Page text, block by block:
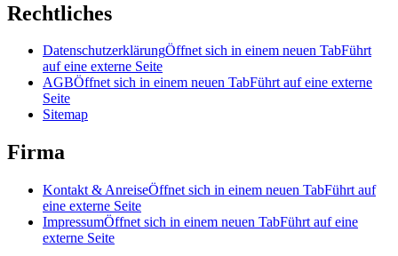
Rechtliches
DatenschutzerklärungÖffnet sich in einem neuen TabFührt
auf eine externe Seite
AGBÖffnet sich in einem neuen TabFührt auf eine externe
Seite
Sitemap
Firma
Kontakt & AnreiseÖffnet sich in einem neuen TabFührt auf
eine externe Seite
ImpressumÖffnet sich in einem neuen TabFührt auf eine
externe Seite